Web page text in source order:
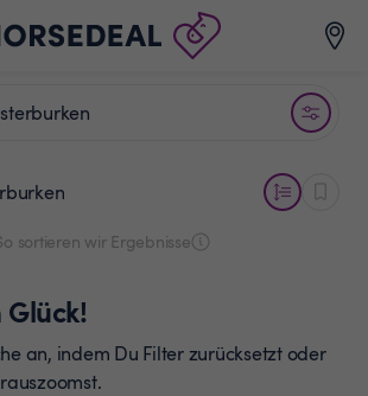
sortieren wir Ergebnisse
Glück!
an, indem Du Filter zurücksetzt oder